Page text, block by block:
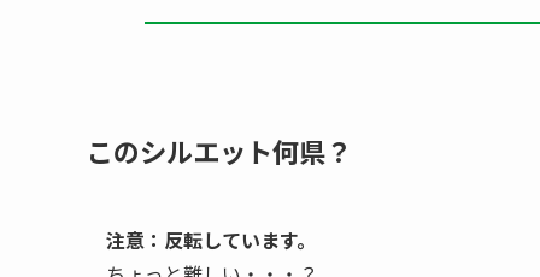
このシルエット何県？
注意：反転しています。